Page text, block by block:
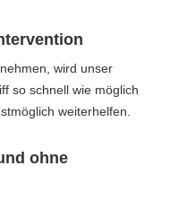
wird unser
so schnell wie möglich
weiterhelfen.
ohne